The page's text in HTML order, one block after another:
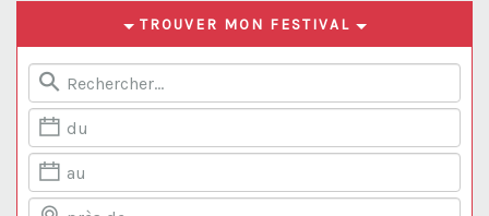
TROUVER MON FESTIVAL